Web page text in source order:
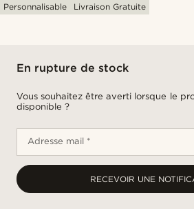
Personnalisable
Livraison Gratuite
En rupture de stock
Vous souhaitez être averti lorsque le
disponible ?
Adresse mail *
RECEVOIR UNE